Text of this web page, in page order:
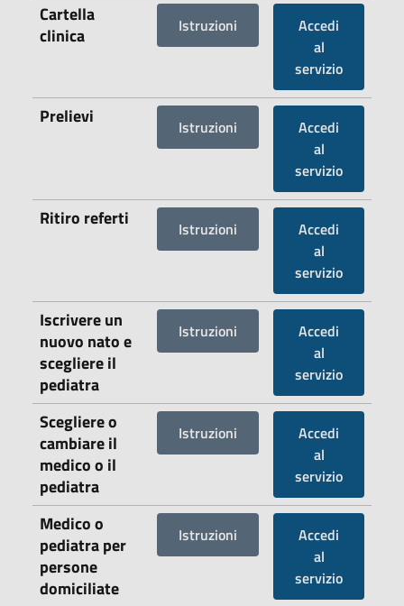
Cartella
clinica
Istruzioni
Accedi
al
servizio
Prelievi Istruzioni
Accedi
al
servizio
Ritiro referti Istruzioni
Accedi
al
servizio
Iscrivere un
nuovo nato e
scegliere il
pediatra
Istruzioni
Accedi
al
servizio
Scegliere o
cambiare il
medico o il
pediatra
Istruzioni
Accedi
al
servizio
Medico o
pediatra per
persone
domiciliate
Istruzioni
Accedi
al
servizio